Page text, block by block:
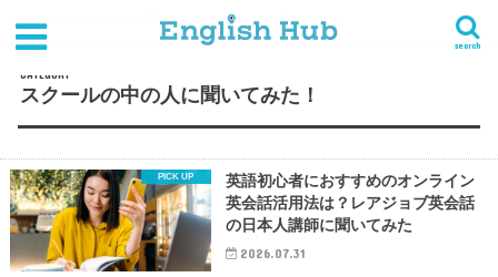
search
インタビュー特集 スクールの中の人に聞いてみた！
CATEGORY
スクールの中の人に聞いてみた！
英語初心者におすすめのオンライン
英会話活用法は？レアジョブ英会話
の日本人講師に聞いてみた
2026.07.31